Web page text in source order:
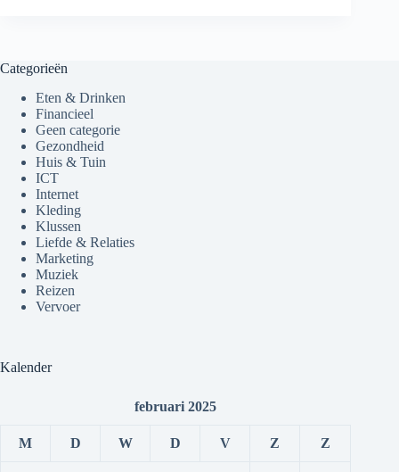
Categorieën
Eten & Drinken
Financieel
Geen categorie
Gezondheid
Huis & Tuin
ICT
Internet
Kleding
Klussen
Liefde & Relaties
Marketing
Muziek
Reizen
Vervoer
Kalender
februari 2025
M D W D V Z Z